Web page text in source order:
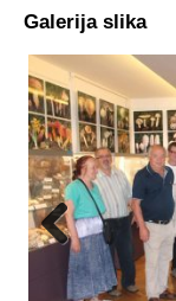
Galerija slika
Previous